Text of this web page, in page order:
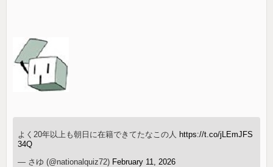
よく20年以上も朝日に在籍できてたなこの人 https://t.co/jLEmJFS
34Q
— さゆ (@nationalquiz72) February 11, 2026